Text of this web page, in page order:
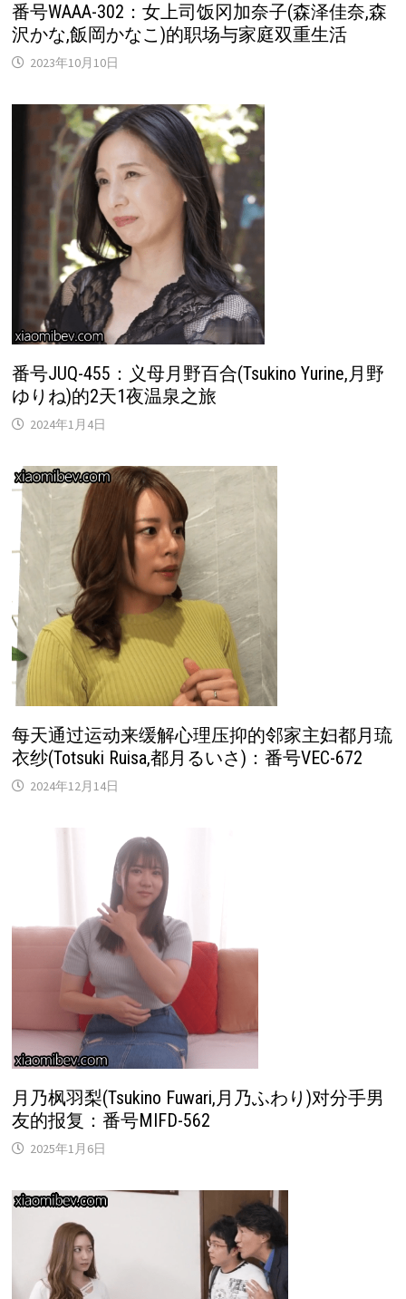
番号WAAA-302：女上司饭冈加奈子(森泽佳奈,森
沢かな,飯岡かなこ)的职场与家庭双重生活
2023年10月10日
番号JUQ-455：义母月野百合(Tsukino Yurine,月野
ゆりね)的2天1夜温泉之旅
2024年1月4日
每天通过运动来缓解心理压抑的邻家主妇都月琉
衣纱(Totsuki Ruisa,都月るいさ)：番号VEC-672
2024年12月14日
月乃枫羽梨(Tsukino Fuwari,月乃ふわり)对分手男
友的报复：番号MIFD-562
2025年1月6日